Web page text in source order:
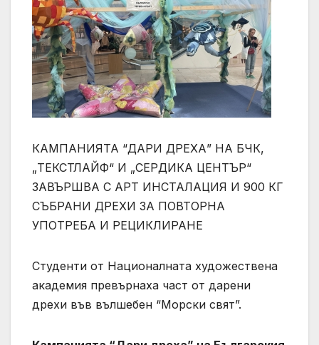
КАМПАНИЯТА “ДАРИ ДРЕХА” НА БЧК,
„ТЕКСТЛАЙФ“ И „СЕРДИКА ЦЕНТЪР“
ЗАВЪРШВА С АРТ ИНСТАЛАЦИЯ И 900 КГ
СЪБРАНИ ДРЕХИ ЗА ПОВТОРНА
УПОТРЕБА И РЕЦИКЛИРАНЕ
Студенти от Националната художествена
академия превърнаха част от дарени
дрехи във вълшебен “Морски свят”.